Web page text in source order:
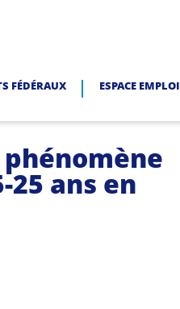
VULNÉRABILITÉ.
FÉDÉRAUX ESPACE EMPLOI
ans en